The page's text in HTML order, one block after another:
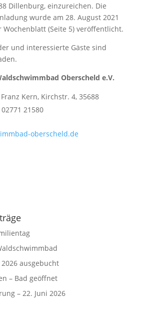
Dillenburg, einzureichen. Die
wurde am 28. August 2021
(Seite 5) veröffentlicht.
und interessierte Gäste sind
Oberscheld e.V.
Kern, Kirchstr. 4, 35688
21580
oberscheld.de
ausgebucht
– Bad geöffnet
– 22. Juni 2026